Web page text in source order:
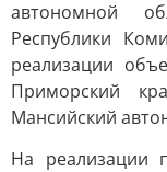
автономной
Республики
реализации
Приморский
Мансийский
На реализации